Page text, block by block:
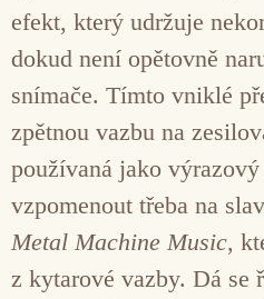
efekt, který udržuje
dokud není opětovně
snímače. Tímto vniklé
zpětnou vazbu na
používaná jako
vzpomenout třeba na
Metal Machine Music,
z kytarové vazby. Dá se